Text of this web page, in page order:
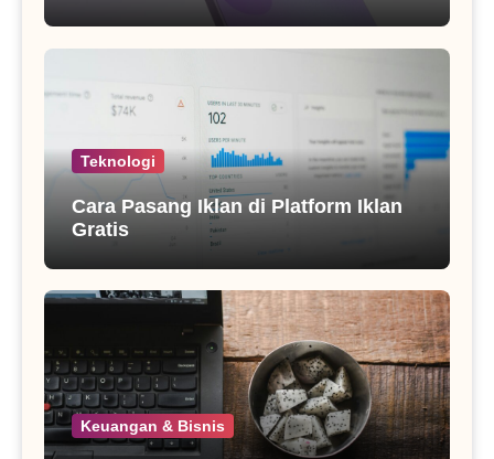
Teknologi
Cara Pasang Iklan di Platform Iklan
Gratis
Keuangan & Bisnis